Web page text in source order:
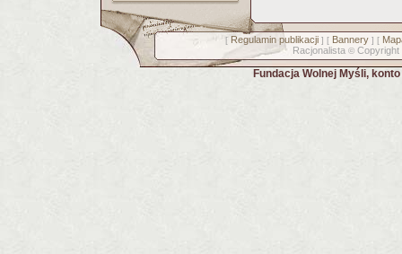
[ Regulamin publikacji] [ Bannery] [
Racjonalista © Copyright
Fundacja Wolnej Myśli,